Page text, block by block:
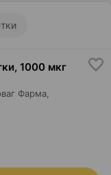
, 1000 мкг
Фарма